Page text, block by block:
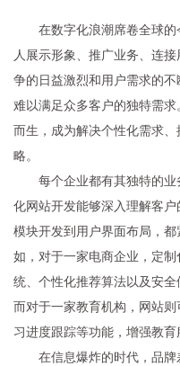
在数字化浪潮席卷全球
人展示形象、推广业务、连
争的日益激烈和用户需求的
难以满足众多客户的独特需
而生，成为解决个性化需求
略。
每个企业都有其独特的
化网站开发能够深入理解客
模块开发到用户界面布局，
如，对于一家电商企业，定
统、个性化推荐算法以及安全
而对于一家教育机构，网站
习进度跟踪等功能，增强教育
在信息爆炸的时代，品牌